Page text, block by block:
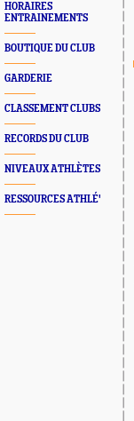
HORAIRES
ENTRAINEMENTS
BOUTIQUE DU CLUB
GARDERIE
CLASSEMENT CLUBS
RECORDS DU CLUB
NIVEAUX ATHLÈTES
RESSOURCES ATHLÉ'